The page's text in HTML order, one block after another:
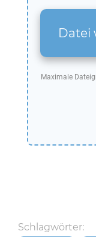
Datei
Maximale
Schlagwörter: